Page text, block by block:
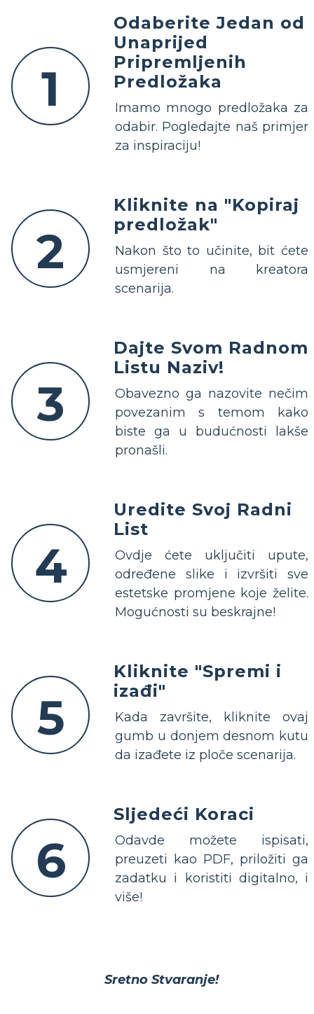
1
Odaberite Jedan od
Unaprijed
Pripremljenih
Predložaka
Imamo mnogo predložaka za
odabir. Pogledajte naš primjer
za inspiraciju!
2
Kliknite na "Kopiraj
predložak"
Nakon što to učinite, bit ćete
usmjereni na kreatora
scenarija.
3
Dajte Svom Radnom
Listu Naziv!
Obavezno ga nazovite nečim
povezanim s temom kako
biste ga u budućnosti lakše
pronašli.
4
Uredite Svoj Radni
List
Ovdje ćete uključiti upute,
određene slike i izvršiti sve
estetske promjene koje želite.
Mogućnosti su beskrajne!
5
Kliknite "Spremi i
izađi"
Kada završite, kliknite ovaj
gumb u donjem desnom kutu
da izađete iz ploče scenarija.
6
Sljedeći Koraci
Odavde možete ispisati,
preuzeti kao PDF, priložiti ga
zadatku i koristiti digitalno, i
više!
Sretno Stvaranje!